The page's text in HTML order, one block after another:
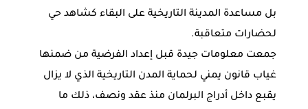
بل مساعدة المدينة التاريخية على البقاء كشاهد حي
لحضارات متعاقبة.
جمعت معلومات جيدة قبل إعداد الفرضية من ضمنها
غياب قانون يمني لحماية المدن التاريخية الذي لا يزال
يقبع داخل أدراج البرلمان منذ عقد ونصف، ذلك ما